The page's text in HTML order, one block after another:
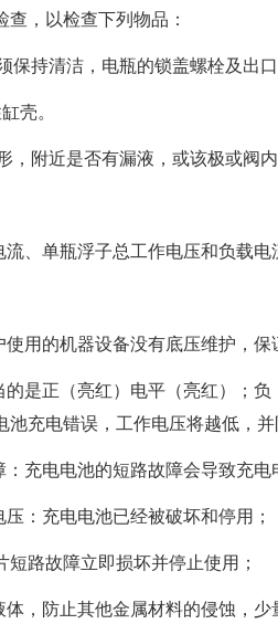
，以检查下列物品：
保持清洁，电瓶的锁盖螺栓及出口
壳。
，附近是否有漏液，或该极或阀
、单瓶浮子总工作电压和负载电
用的机器设备没有底压维护，保
的是正（亮红）电平（亮红）；
充电错误，工作电压将越低，并
充电电池的短路故障会导致充电
：充电电池已经被破坏和停用；
短路故障立即损坏并停止使用；
，防止其他金属材料的侵蚀，少